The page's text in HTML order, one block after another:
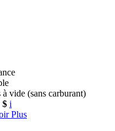
à vide (sans carburant)
$ i
Plus